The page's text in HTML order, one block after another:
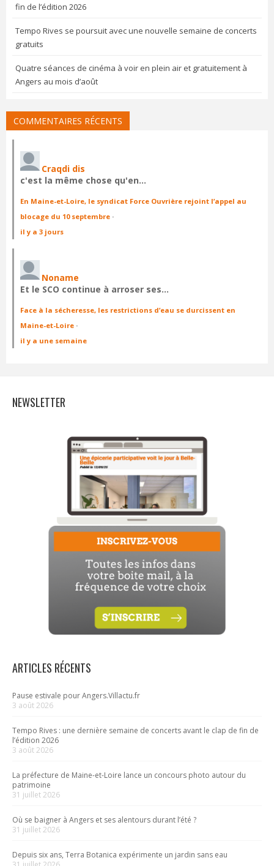
fin de l’édition 2026
Tempo Rives se poursuit avec une nouvelle semaine de concerts
gratuits
Quatre séances de cinéma à voir en plein air et gratuitement à
Angers au mois d’août
COMMENTAIRES RÉCENTS
Craqdi dis
c'est la même chose qu'en…
En Maine-et-Loire, le syndicat Force Ouvrière rejoint l’appel au
blocage du 10 septembre ·
il y a 3 jours
Noname
Et le SCO continue à arroser ses…
Face à la sécheresse, les restrictions d’eau se durcissent en
Maine-et-Loire ·
il y a une semaine
NEWSLETTER
ARTICLES RÉCENTS
Pause estivale pour Angers.Villactu.fr
3 août 2026
Tempo Rives : une dernière semaine de concerts avant le clap de fin de
l’édition 2026
3 août 2026
La préfecture de Maine-et-Loire lance un concours photo autour du
patrimoine
31 juillet 2026
Où se baigner à Angers et ses alentours durant l’été ?
31 juillet 2026
Depuis six ans, Terra Botanica expérimente un jardin sans eau